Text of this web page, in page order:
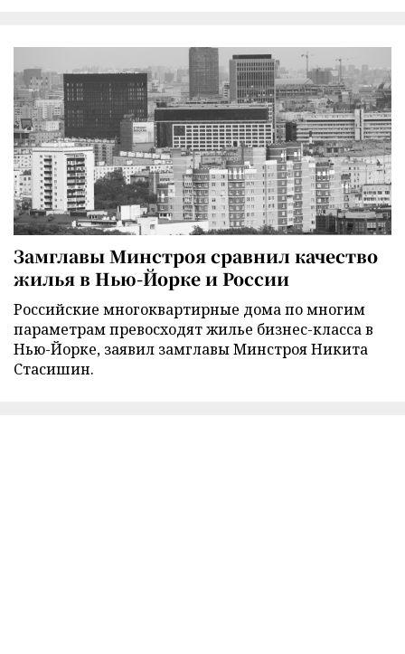
Замглавы Минстроя сравнил качество
жилья в Нью-Йорке и России
Российские многоквартирные дома по многим
параметрам превосходят жилье бизнес-класса в
Нью-Йорке, заявил замглавы Минстроя Никита
Стасишин.